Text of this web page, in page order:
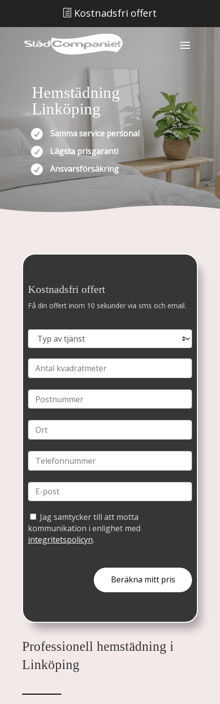
h Kostnadsfri offert
Hemstädning
Linköping
 Samma service personal
 Lägsta prisgaranti
 Ansvarsförsäkring
Kostnadsfri offert
Få din offert inom 10 sekunder via sms och email.
Jag samtycker till att motta
kommunikation i enlighet med
integritetspolicyn.
Professionell hemstädning i
Linköping